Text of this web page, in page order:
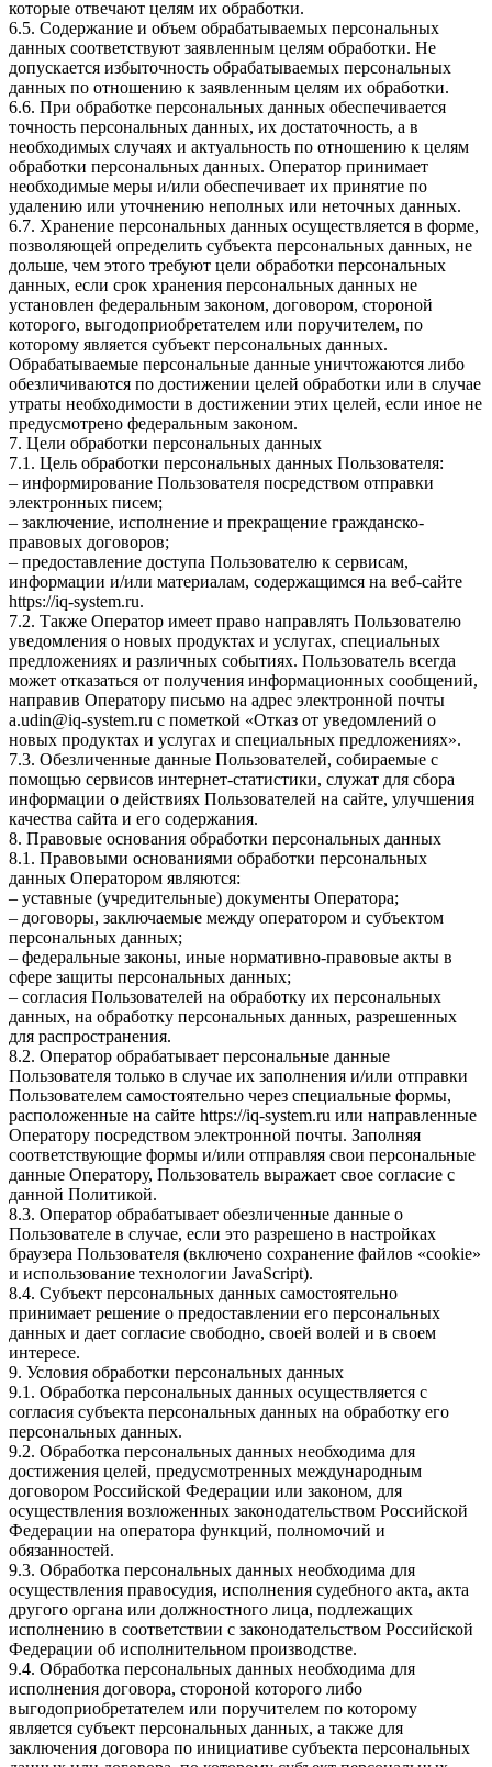
которые отвечают целям их обработки.
6.5. Содержание и объем обрабатываемых персональных
данных соответствуют заявленным целям обработки. Не
допускается избыточность обрабатываемых персональных
данных по отношению к заявленным целям их обработки.
6.6. При обработке персональных данных обеспечивается
точность персональных данных, их достаточность, а в
необходимых случаях и актуальность по отношению к целям
обработки персональных данных. Оператор принимает
необходимые меры и/или обеспечивает их принятие по
удалению или уточнению неполных или неточных данных.
6.7. Хранение персональных данных осуществляется в форме,
позволяющей определить субъекта персональных данных, не
дольше, чем этого требуют цели обработки персональных
данных, если срок хранения персональных данных не
установлен федеральным законом, договором, стороной
которого, выгодоприобретателем или поручителем, по
которому является субъект персональных данных.
Обрабатываемые персональные данные уничтожаются либо
обезличиваются по достижении целей обработки или в случае
утраты необходимости в достижении этих целей, если иное не
предусмотрено федеральным законом.
7. Цели обработки персональных данных
7.1. Цель обработки персональных данных Пользователя:
– информирование Пользователя посредством отправки
электронных писем;
– заключение, исполнение и прекращение гражданско-
правовых договоров;
– предоставление доступа Пользователю к сервисам,
информации и/или материалам, содержащимся на веб-сайте
https://iq-system.ru.
7.2. Также Оператор имеет право направлять Пользователю
уведомления о новых продуктах и услугах, специальных
предложениях и различных событиях. Пользователь всегда
может отказаться от получения информационных сообщений,
направив Оператору письмо на адрес электронной почты
a.udin@iq-system.ru с пометкой «Отказ от уведомлений о
новых продуктах и услугах и специальных предложениях».
7.3. Обезличенные данные Пользователей, собираемые с
помощью сервисов интернет-статистики, служат для сбора
информации о действиях Пользователей на сайте, улучшения
качества сайта и его содержания.
8. Правовые основания обработки персональных данных
8.1. Правовыми основаниями обработки персональных
данных Оператором являются:
– уставные (учредительные) документы Оператора;
– договоры, заключаемые между оператором и субъектом
персональных данных;
– федеральные законы, иные нормативно-правовые акты в
сфере защиты персональных данных;
– согласия Пользователей на обработку их персональных
данных, на обработку персональных данных, разрешенных
для распространения.
8.2. Оператор обрабатывает персональные данные
Пользователя только в случае их заполнения и/или отправки
Пользователем самостоятельно через специальные формы,
расположенные на сайте https://iq-system.ru или направленные
Оператору посредством электронной почты. Заполняя
соответствующие формы и/или отправляя свои персональные
данные Оператору, Пользователь выражает свое согласие с
данной Политикой.
8.3. Оператор обрабатывает обезличенные данные о
Пользователе в случае, если это разрешено в настройках
браузера Пользователя (включено сохранение файлов «cookie»
и использование технологии JavaScript).
8.4. Субъект персональных данных самостоятельно
принимает решение о предоставлении его персональных
данных и дает согласие свободно, своей волей и в своем
интересе.
9. Условия обработки персональных данных
9.1. Обработка персональных данных осуществляется с
согласия субъекта персональных данных на обработку его
персональных данных.
9.2. Обработка персональных данных необходима для
достижения целей, предусмотренных международным
договором Российской Федерации или законом, для
осуществления возложенных законодательством Российской
Федерации на оператора функций, полномочий и
обязанностей.
9.3. Обработка персональных данных необходима для
осуществления правосудия, исполнения судебного акта, акта
другого органа или должностного лица, подлежащих
исполнению в соответствии с законодательством Российской
Федерации об исполнительном производстве.
9.4. Обработка персональных данных необходима для
исполнения договора, стороной которого либо
выгодоприобретателем или поручителем по которому
является субъект персональных данных, а также для
заключения договора по инициативе субъекта персональных